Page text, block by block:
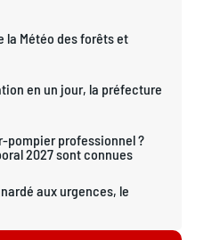
la Météo des forêts et
en un jour, la préfecture
pompier professionnel ?
2027 sont connues
aux urgences, le